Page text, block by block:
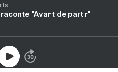
raconte "Avant de partir"